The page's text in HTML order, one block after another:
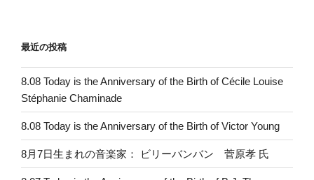
最近の投稿
8.08 Today is the Anniversary of the Birth of Cécile Louise
Stéphanie Chaminade
8.08 Today is the Anniversary of the Birth of Victor Young
8月7日生まれの音楽家： ビリーバンバン 菅原孝 氏